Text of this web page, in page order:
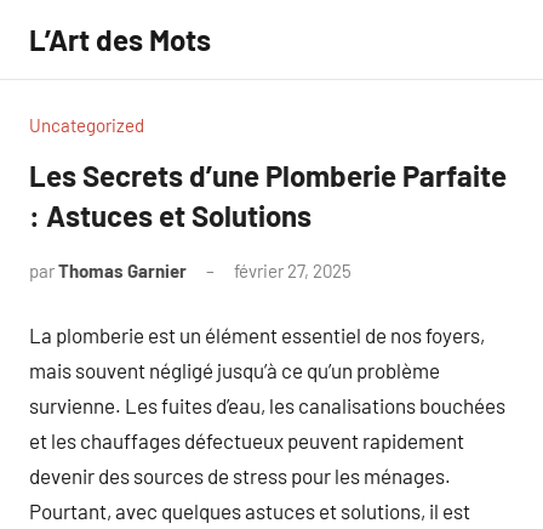
contenu
L’Art des Mots
Uncategorized
Les Secrets d’une Plomberie Parfaite
: Astuces et Solutions
parThomas Garnier février 27, 2025
La plomberie est un élément essentiel de nos foyers,
mais souvent négligé jusqu’à ce qu’un problème
survienne. Les fuites d’eau, les canalisations bouchées
et les chauffages défectueux peuvent rapidement
devenir des sources de stress pour les ménages.
Pourtant, avec quelques astuces et solutions, il est